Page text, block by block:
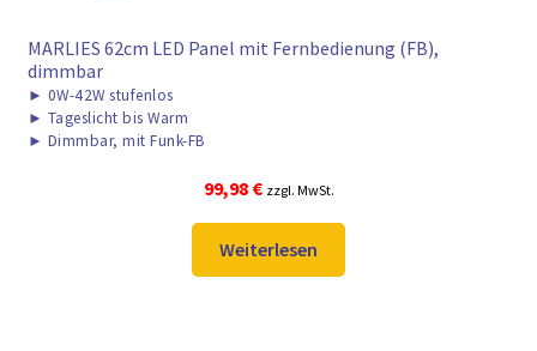
MARLIES 62cm LED Panel mit Fernbedienung (FB),
dimmbar
► 0W-42W stufenlos
► Tageslicht bis Warm
► Dimmbar, mit Funk-FB
99,98 € zzgl. MwSt.
Weiterlesen